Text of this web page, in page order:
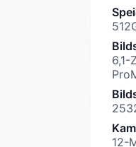
6,1-
12-